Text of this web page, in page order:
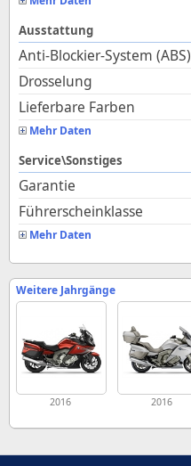
Ausstattung
Anti-Blockier-System (ABS)
Drosselung
Lieferbare Farben
Mehr Daten
Service\Sonstiges
Garantie
Führerscheinklasse
Mehr Daten
Weitere Jahrgänge
2016 2016